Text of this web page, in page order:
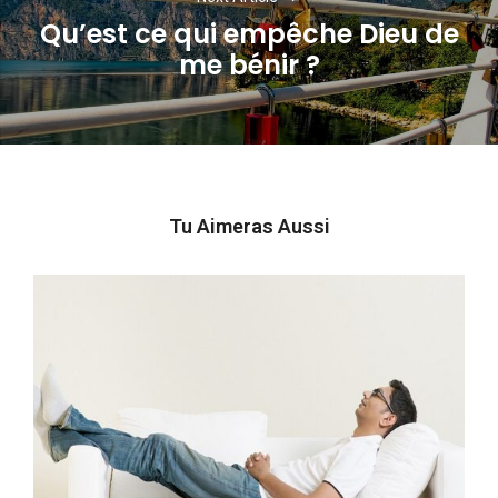
Next
post:
Qu’est ce qui empêche Dieu de
me bénir ?
Tu Aimeras Aussi